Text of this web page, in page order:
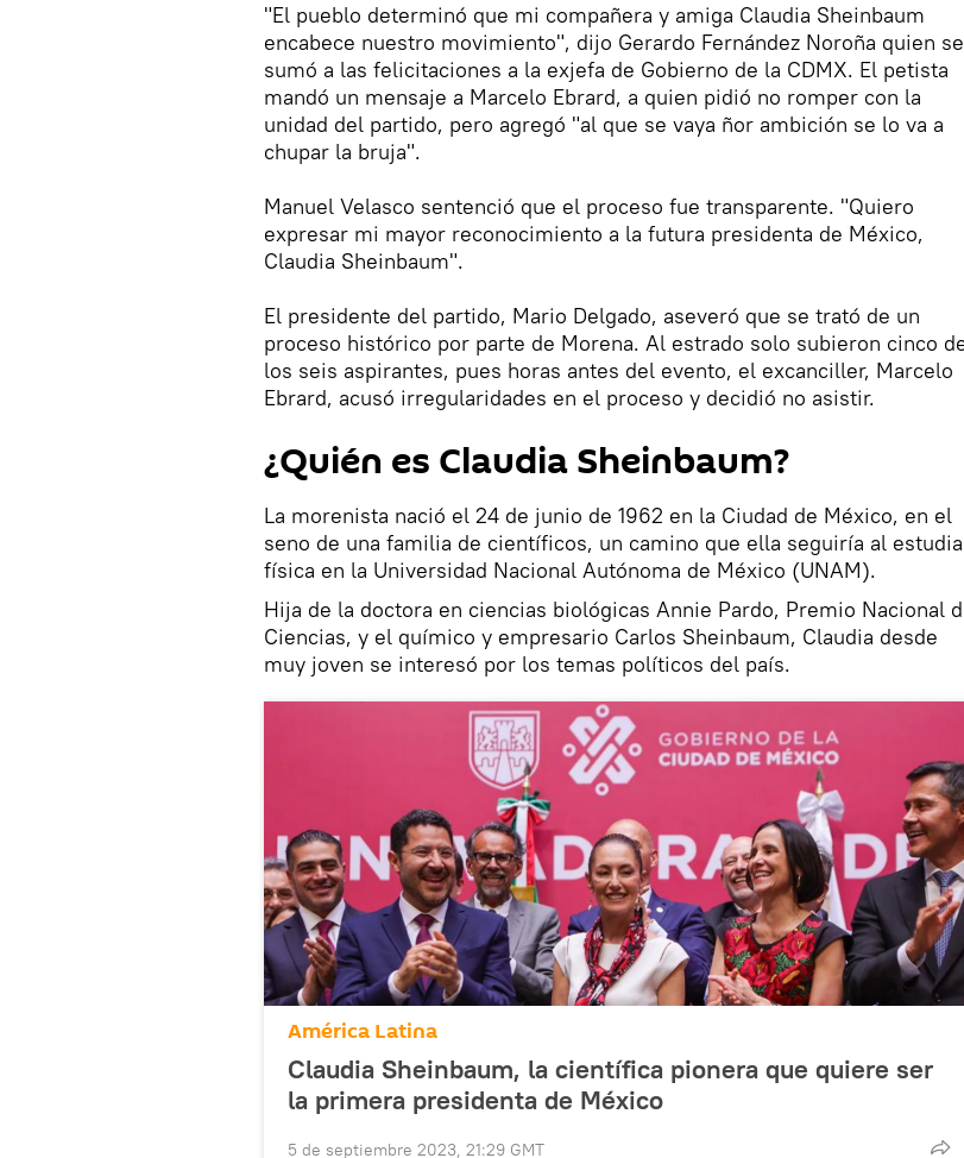
"El pueblo determinó que mi compañera y amiga Claudia Sheinbaum
encabece nuestro movimiento", dijo Gerardo Fernández Noroña quien se
sumó a las felicitaciones a la exjefa de Gobierno de la CDMX. El petista
mandó un mensaje a Marcelo Ebrard, a quien pidió no romper con la
unidad del partido, pero agregó "al que se vaya ñor ambición se lo va a
chupar la bruja".
Manuel Velasco sentenció que el proceso fue transparente. "Quiero
expresar mi mayor reconocimiento a la futura presidenta de México,
Claudia Sheinbaum".
El presidente del partido, Mario Delgado, aseveró que se trató de un
proceso histórico por parte de Morena. Al estrado solo subieron cinco
los seis aspirantes, pues horas antes del evento, el excanciller, Marcelo
Ebrard, acusó irregularidades en el proceso y decidió no asistir.
¿Quién es Claudia Sheinbaum?
La morenista nació el 24 de junio de 1962 en la Ciudad de México, en el
seno de una familia de científicos, un camino que ella seguiría al
física en la Universidad Nacional Autónoma de México (UNAM).
Hija de la doctora en ciencias biológicas Annie Pardo, Premio Nacional
Ciencias, y el químico y empresario Carlos Sheinbaum, Claudia desde
muy joven se interesó por los temas políticos del país.
América Latina
Claudia Sheinbaum, la científica pionera que quiere ser
la primera presidenta de México
5 de septiembre 2023, 21:29 GMT